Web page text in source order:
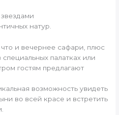
натур.
что и вечернее сафари, плюс
палатках или
гостям предлагают
возможность увидеть
во всей красе и встретить